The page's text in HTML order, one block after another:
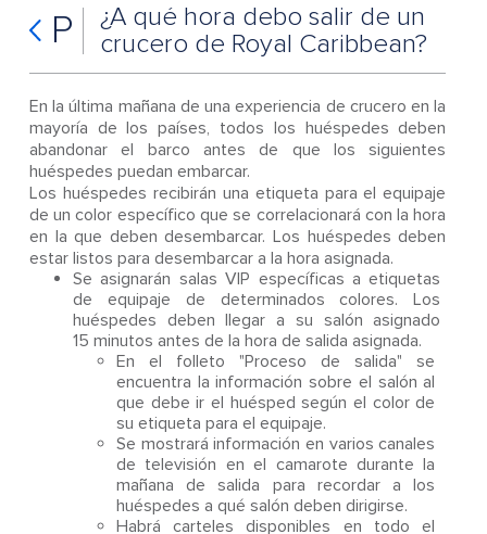
P
¿A qué hora debo salir de un
crucero de Royal Caribbean?
En la última mañana de una experiencia de crucero en la
mayoría de los países, todos los huéspedes deben
abandonar el barco antes de que los siguientes
huéspedes puedan embarcar.
Los huéspedes recibirán una etiqueta para el equipaje
de un color específico que se correlacionará con la hora
en la que deben desembarcar. Los huéspedes deben
estar listos para desembarcar a la hora asignada.
Se asignarán salas VIP específicas a etiquetas
de equipaje de determinados colores. Los
huéspedes deben llegar a su salón asignado
15 minutos antes de la hora de salida asignada.
En el folleto "Proceso de salida" se
encuentra la información sobre el salón al
que debe ir el huésped según el color de
su etiqueta para el equipaje.
Se mostrará información en varios canales
de televisión en el camarote durante la
mañana de salida para recordar a los
huéspedes a qué salón deben dirigirse.
Habrá carteles disponibles en todo el